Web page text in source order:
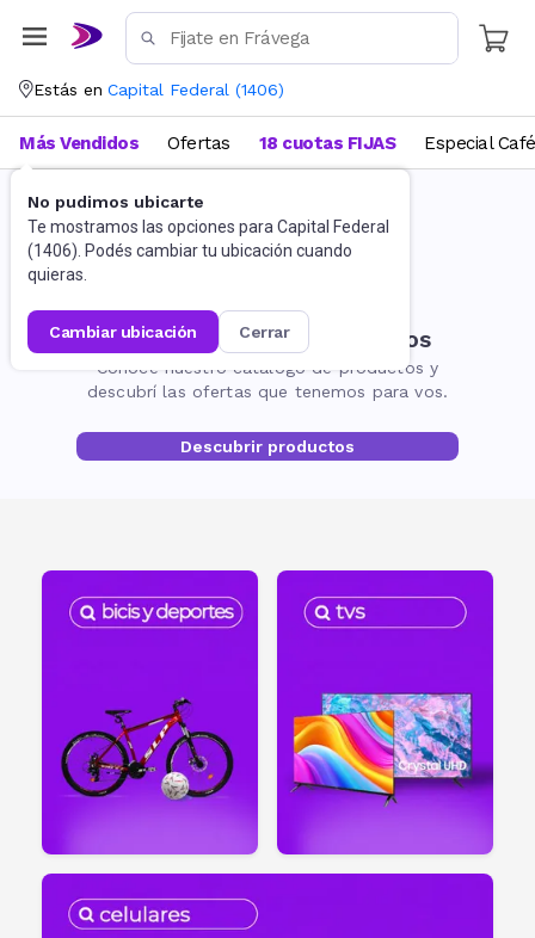
Estás en Capital Federal (1406)
No pudimos ubicarte
Te mostramos las opciones para Capital Federal
(1406). Podés cambiar tu ubicación cuando
quieras.
cambiar ubicación cerrar
Más Vendidos Ofertas 18 cuotas FIJAS Especial Café
No encontramos resultados
Conocé nuestro catálogo de productos y
descubrí las ofertas que tenemos para vos.
Descubrir productos